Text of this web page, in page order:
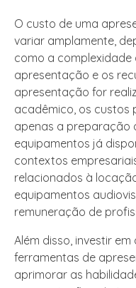
O custo de uma
variar amplamente,
como a
apresentação e os
apresentação for
acadêmico, os custos
apenas a preparação
equipamentos já
contextos
relacionados à
equipamentos
remuneração de
Além disso, investir
ferramentas de
aprimorar as